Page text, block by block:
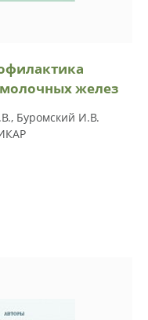
желез
Буромский И.В.